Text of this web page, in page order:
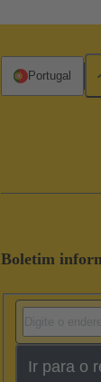
Boletim
Ir para o
Portugal